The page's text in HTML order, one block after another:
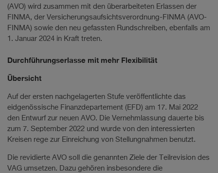
(AVO) wird zusammen mit den überarbeiteten Erlassen der
FINMA, der Versicherungsaufsichtsverordnung-FINMA (AVO-
FINMA) sowie den neu gefassten Rundschreiben, ebenfalls am
1. Januar 2024 in Kraft treten.
Durchführungserlasse mit mehr Flexibilität
Übersicht
Auf der ersten nachgelagerten Stufe veröffentlichte das
eidgenössische Finanzdepartement (EFD) am 17. Mai 2022
den Entwurf zur neuen AVO. Die Vernehmlassung dauerte bis
zum 7. September 2022 und wurde von den interessierten
Kreisen rege zur Einreichung von Stellungnahmen benutzt.
Die revidierte AVO soll die genannten Ziele der Teilrevision des
VAG umsetzen. Dazu gehören insbesondere die